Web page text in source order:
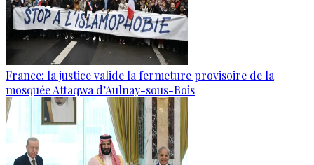
France: la justice valide la fermeture provisoire de la
mosquée Attaqwa d’Aulnay-sous-Bois